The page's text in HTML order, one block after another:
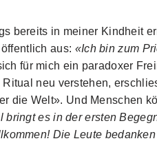
bereits in meiner Kindheit
aus: «Ich bin zum
für mich ein paradoxer
neu verstehen,
die Welt». Und Menschen
bringt es in der ersten
Die Leute